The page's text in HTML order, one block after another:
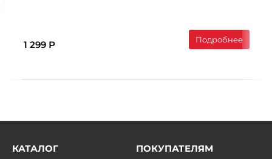
1 299 Р Подробнее
КАТАЛОГ
ПОКУПАТЕЛЯМ